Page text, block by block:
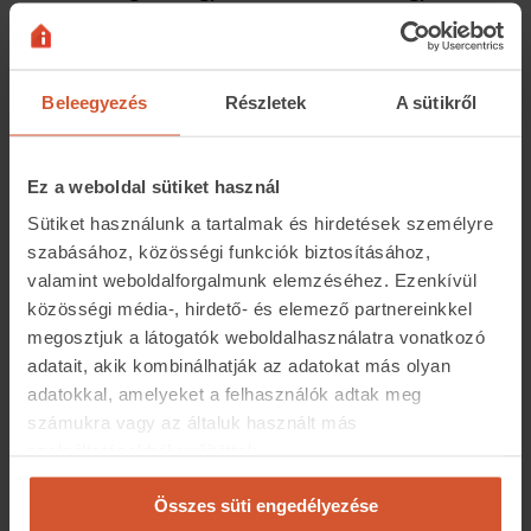
Beleegyezés Részletek A sütikről
Ez a weboldal sütiket használ
Sütiket használunk a tartalmak és hirdetések személyre
szabásához, közösségi funkciók biztosításához,
valamint weboldalforgalmunk elemzéséhez. Ezenkívül
közösségi média-, hirdető- és elemező partnereinkkel
megosztjuk a látogatók weboldalhasználatra vonatkozó
adatait, akik kombinálhatják az adatokat más olyan
adatokkal, amelyeket a felhasználók adtak meg
számukra vagy az általuk használt más
Összes süti engedélyezése
olyan dokumentumot ír alá, amelynek a tartalmát nem
ismeri teljes mértékben.
A közjegyző nemcsak a teljes szerződés
közokiratba
foglalásávalnyújt védelmet, hanem egyoldalú
például, amikor az eladó közjegyző előtt vállalja, hogy
határidőrekiüríti az ingatlant,vagy a vevő kötelezi magát
a vételár kifizetésére.
Ezek a nyilatkozatok ugyanolyan jogi erővel bírnak, és
közvetlenül végrehajthatók, ha az érintett fél nem
teljesít. Emellett a közjegyző a kapcsolódó
adminisztrációt is intézi: elkészíti és benyújtja az
ingatlannyilvántartási kérelmet, előkészíti a NAV-